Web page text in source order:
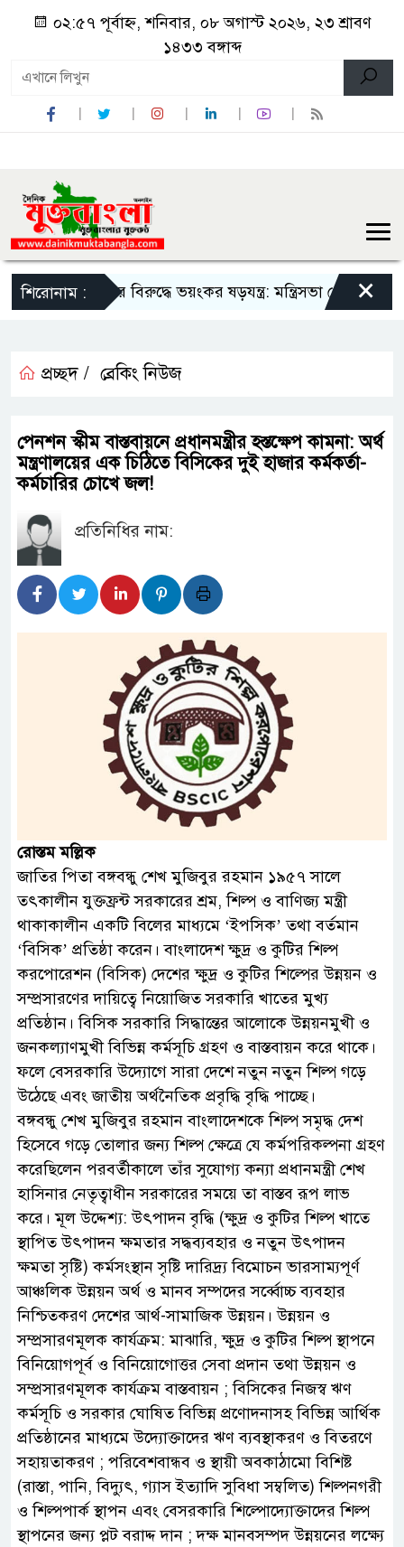
০২:৫৭ পূর্বাহ্ন, শনিবার, ০৮ অগাস্ট ২০২৬, ২৩ শ্রাবণ
১৪৩৩ বঙ্গাব্দ
শিরোনাম :
সরকারের বিরুদ্ধে ভয়ংকর ষড়যন্ত্র: মন্ত্রিসভা থেকে বাদ পড়তে×
প্রচ্ছদ / ব্রেকিং নিউজ
পেনশন স্কীম বাস্তবায়নে প্রধানমন্ত্রীর হস্তক্ষেপ কামনা: অর্থ
মন্ত্রণালয়ের এক চিঠিতে বিসিকের দুই হাজার কর্মকর্তা-
কর্মচারির চোখে জল!
প্রতিনিধির নাম:
রোস্তম মল্লিক
জাতির পিতা বঙ্গবন্ধু শেখ মুজিবুর রহমান ১৯৫৭ সালে
তৎকালীন যুক্তফ্রন্ট সরকারের শ্রম, শিল্প ও বাণিজ্য মন্ত্রী
থাকাকালীন একটি বিলের মাধ্যমে ‘ইপসিক’ তথা বর্তমান
‘বিসিক’ প্রতিষ্ঠা করেন। বাংলাদেশ ক্ষুদ্র ও কুটির শিল্প
করপোরেশন (বিসিক) দেশের ক্ষুদ্র ও কুটির শিল্পের উন্নয়ন ও
সম্প্রসারণের দায়িত্বে নিয়োজিত সরকারি খাতের মুখ্য
প্রতিষ্ঠান। বিসিক সরকারি সিদ্ধান্তের আলোকে উন্নয়নমুখী ও
জনকল্যাণমুখী বিভিন্ন কর্মসূচি গ্রহণ ও বাস্তবায়ন করে থাকে।
ফলে বেসরকারি উদ্যোগে সারা দেশে নতুন নতুন শিল্প গড়ে
উঠেছে এবং জাতীয় অর্থনৈতিক প্রবৃদ্ধি বৃদ্ধি পাচ্ছে।
বঙ্গবন্ধু শেখ মুজিবুর রহমান বাংলাদেশকে শিল্প সমৃদ্ধ দেশ
হিসেবে গড়ে তোলার জন্য শিল্প ক্ষেত্রে যে কর্মপরিকল্পনা গ্রহণ
করেছিলেন পরবর্তীকালে তাঁর সুযোগ্য কন্যা প্রধানমন্ত্রী শেখ
হাসিনার নেতৃত্বাধীন সরকারের সময়ে তা বাস্তব রূপ লাভ
করে। মূল উদ্দেশ্য: উৎপাদন বৃদ্ধি (ক্ষুদ্র ও কুটির শিল্প খাতে
স্থাপিত উৎপাদন ক্ষমতার সদ্ধব্যবহার ও নতুন উৎপাদন
ক্ষমতা সৃষ্টি) কর্মসংস্থান সৃষ্টি দারিদ্র্য বিমোচন ভারসাম্যপূর্ণ
আঞ্চলিক উন্নয়ন অর্থ ও মানব সম্পদের সর্ব্বোচ্চ ব্যবহার
নিশ্চিতকরণ দেশের আর্থ-সামাজিক উন্নয়ন। উন্নয়ন ও
সম্প্রসারণমূলক কার্যক্রম: মাঝারি, ক্ষুদ্র ও কুটির শিল্প স্থাপনে
বিনিয়োগপূর্ব ও বিনিয়োগোত্তর সেবা প্রদান তথা উন্নয়ন ও
সম্প্রসারণমূলক কার্যক্রম বাস্তবায়ন ; বিসিকের নিজস্ব ঋণ
কর্মসূচি ও সরকার ঘোষিত বিভিন্ন প্রণোদনাসহ বিভিন্ন আর্থিক
প্রতিষ্ঠানের মাধ্যমে উদ্যোক্তাদের ঋণ ব্যবস্থাকরণ ও বিতরণে
সহায়তাকরণ ; পরিবেশবান্ধব ও স্থায়ী অবকাঠামো বিশিষ্ট
(রাস্তা, পানি, বিদ্যুৎ, গ্যাস ইত্যাদি সুবিধা সম্বলিত) শিল্পনগরী
ও শিল্পপার্ক স্থাপন এবং বেসরকারি শিল্পোদ্যোক্তাদের শিল্প
স্থাপনের জন্য প্লট বরাদ্দ দান ; দক্ষ মানবসম্পদ উন্নয়নের লক্ষ্যে